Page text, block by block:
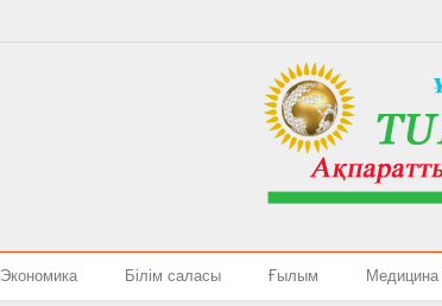
Экономика Білім саласы Ғылым Медицина